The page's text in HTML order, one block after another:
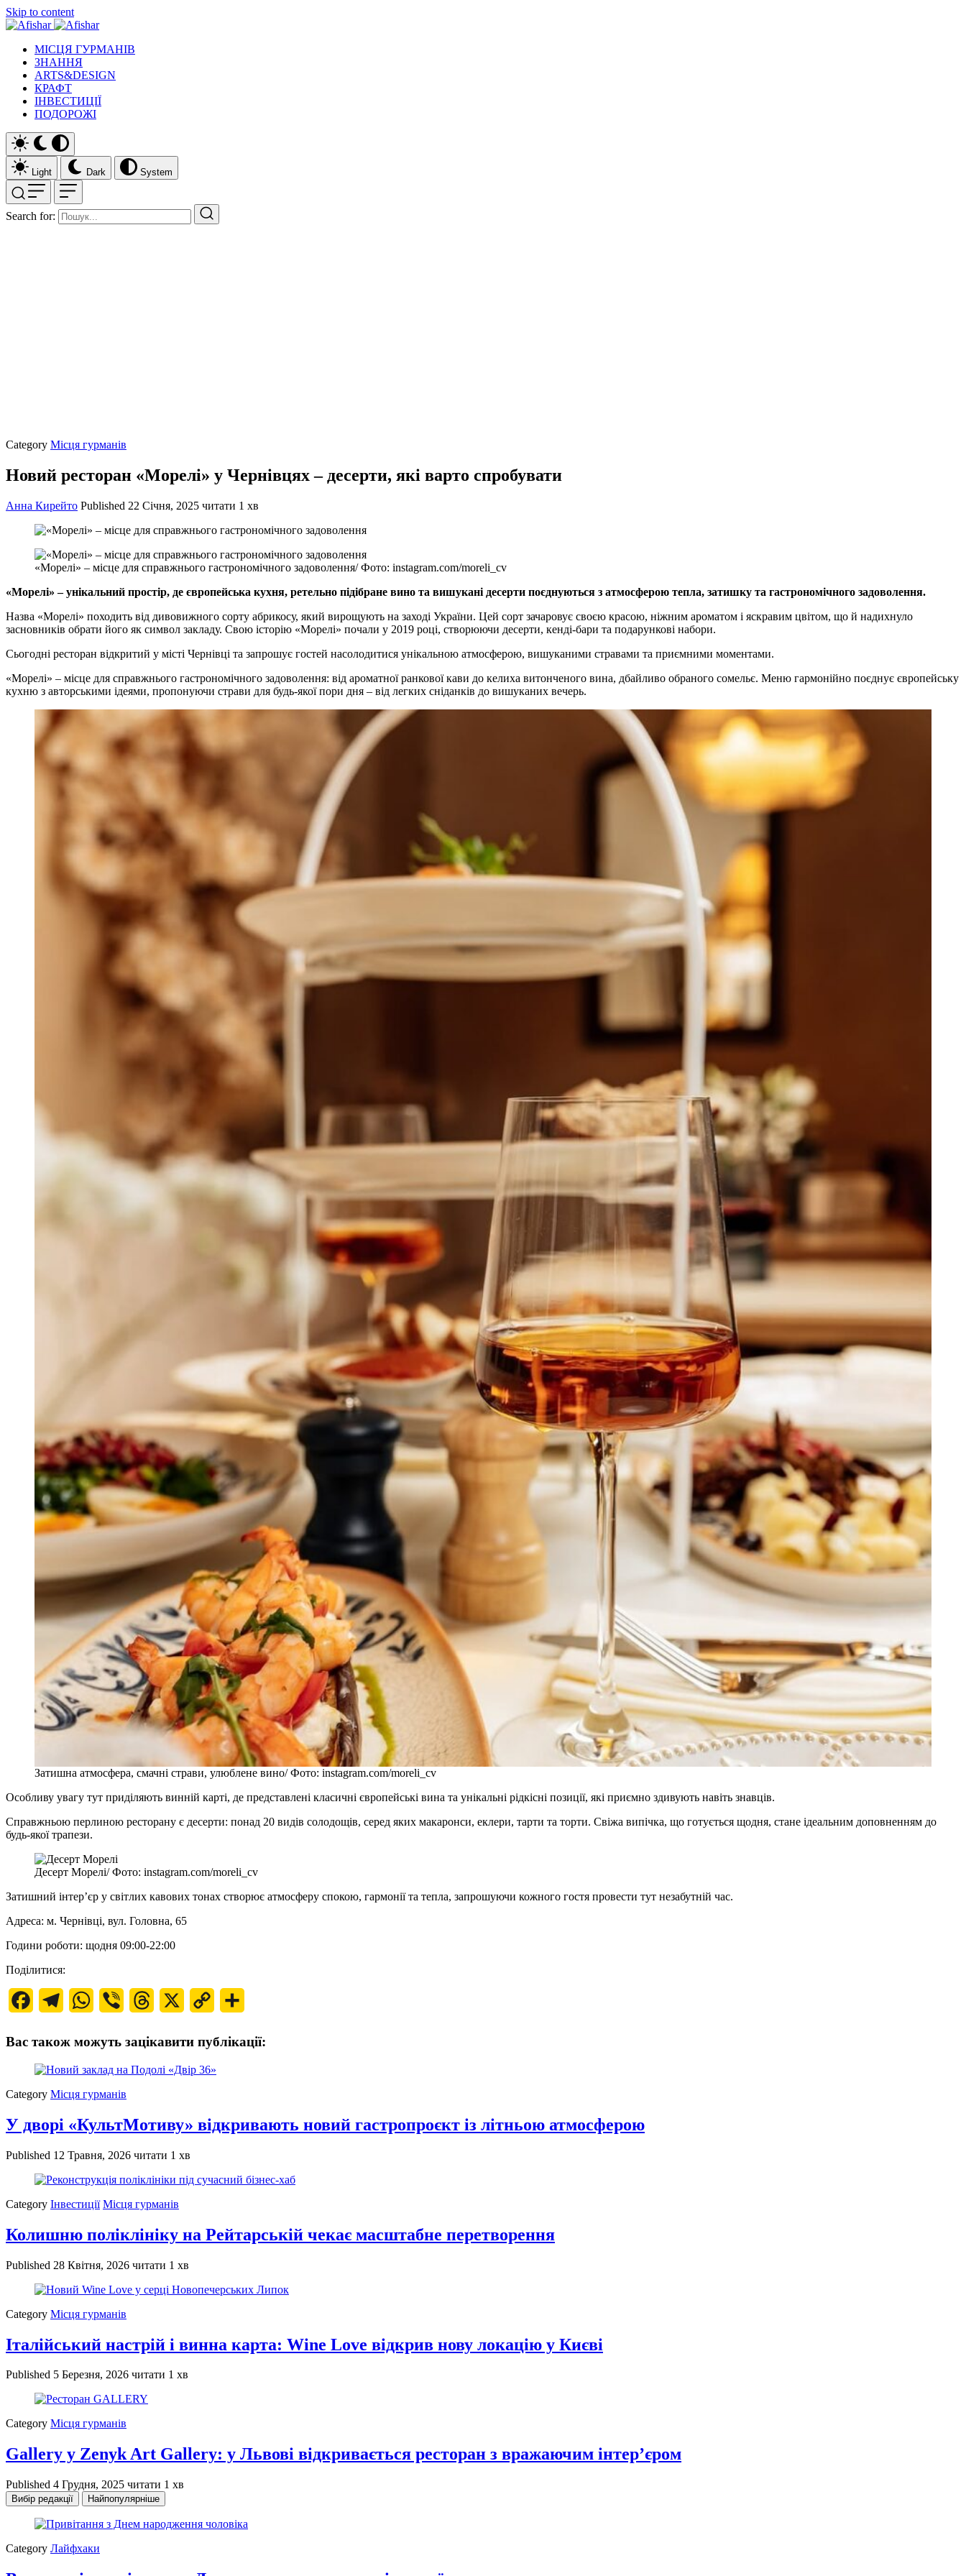
Skip to content
МІСЦЯ ГУРМАНІВ
ЗНАННЯ
ARTS&DESIGN
КРАФТ
ІНВЕСТИЦІЇ
ПОДОРОЖІ
Light Dark System
Search for:
Category Місця гурманів
Новий ресторан «Морелі» у Чернівцях – десерти, які варто спробувати
Анна Кирейто Published 22 Січня, 2025 читати 1 хв
«Морелі» – місце для справжнього гастрономічного задоволення/ Фото: instagram.com/moreli_cv
«Морелі» – унікальний простір, де європейська кухня, ретельно підібране вино та вишукані десерти поєднуються з атмосферою тепла, затишку та гастрономічного задоволення.
Назва «Морелі» походить від дивовижного сорту абрикосу, який вирощують на заході України. Цей сорт зачаровує своєю красою, ніжним ароматом і яскравим цвітом, що й надихнуло
засновників обрати його як символ закладу. Свою історію «Морелі» почали у 2019 році, створюючи десерти, кенді-бари та подарункові набори.
Сьогодні ресторан відкритий у місті Чернівці та запрошує гостей насолодитися унікальною атмосферою, вишуканими стравами та приємними моментами.
«Морелі» – місце для справжнього гастрономічного задоволення: від ароматної ранкової кави до келиха витонченого вина, дбайливо обраного сомельє. Меню гармонійно поєднує європейську
кухню з авторськими ідеями, пропонуючи страви для будь-якої пори дня – від легких сніданків до вишуканих вечерь.
Затишна атмосфера, смачні страви, улюблене вино/ Фото: instagram.com/moreli_cv
Особливу увагу тут приділяють винній карті, де представлені класичні європейські вина та унікальні рідкісні позиції, які приємно здивують навіть знавців.
Справжньою перлиною ресторану є десерти: понад 20 видів солодощів, серед яких макаронси, еклери, тарти та торти. Свіжа випічка, що готується щодня, стане ідеальним доповненням до
будь-якої трапези.
Десерт Морелі/ Фото: instagram.com/moreli_cv
Затишний інтер’єр у світлих кавових тонах створює атмосферу спокою, гармонії та тепла, запрошуючи кожного гостя провести тут незабутній час.
Адреса: м. Чернівці, вул. Головна, 65
Години роботи: щодня 09:00-22:00
Поділитися:
FacebookTelegramWhatsApp
Viber Threads
Copy
Вас також можуть зацікавити публікації:
Category Місця гурманів
У дворі «КультМотиву» відкривають новий гастропроєкт із літньою атмосферою
Published 12 Травня, 2026 читати 1 хв
Category Інвестиції Місця гурманів
Колишню поліклініку на Рейтарській чекає масштабне перетворення
Published 28 Квітня, 2026 читати 1 хв
Category Місця гурманів
Італійський настрій і винна карта: Wine Love відкрив нову локацію у Києві
Published 5 Березня, 2026 читати 1 хв
Category Місця гурманів
Gallery у Zenyk Art Gallery: у Львові відкривається ресторан з вражаючим інтер’єром
Published 4 Грудня, 2025 читати 1 хв
Вибір редакції Найпопулярніше
Category Лайфхаки